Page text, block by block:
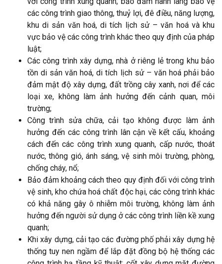
các công trình giao thông, thuỷ lợi, đê điều, năng lượng,
khu di sản văn hoá, di tích lịch sử – văn hoá và khu
vực bảo vệ các công trình khác theo quy định của pháp
luật;
Các công trình xây dựng, nhà ở riêng lẻ trong khu bảo
tồn di sản văn hoá, di tích lịch sử – văn hoá phải bảo
đảm mật độ xây dựng, đất trồng cây xanh, nơi để các
loại xe, không làm ảnh hưởng đến cảnh quan, môi
trường;
Công trình sửa chữa, cải tạo không được làm ảnh
hưởng đến các công trình lân cận về kết cấu, khoảng
cách đến các công trình xung quanh, cấp nước, thoát
nước, thông gió, ánh sáng, vệ sinh môi trường, phòng,
chống cháy, nổ;
Bảo đảm khoảng cách theo quy định đối với công trình
vệ sinh, kho chứa hoá chất độc hại, các công trình khác
có khả năng gây ô nhiễm môi trường, không làm ảnh
hưởng đến người sử dụng ở các công trình liền kề xung
quanh;
Khi xây dựng, cải tạo các đường phố phải xây dựng hệ
thống tuy nen ngầm để lắp đặt đồng bộ hệ thống các